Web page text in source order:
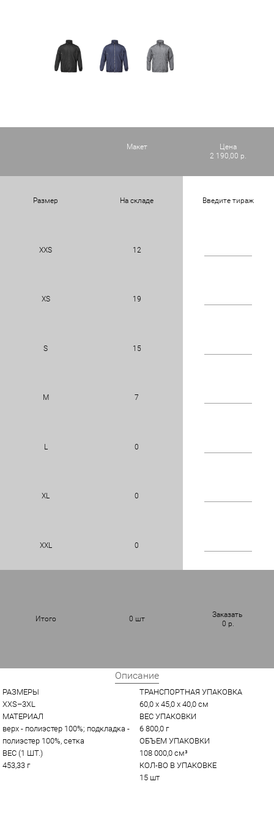
Макет
Цена
2 190,00 р.
Размер На складе Введите тираж
XXS 12
XS 19
S 15
M 7
L 0
XL 0
XXL 0
Итого 0 шт
Заказать
0 р.
Описание
РАЗМЕРЫ
XXS–3XL
МАТЕРИАЛ
верх - полиэстер 100%; подкладка -
полиэстер 100%, сетка
ВЕС (1 ШТ.)
453,33 г
ТРАНСПОРТНАЯ УПАКОВКА
60,0 x 45,0 x 40,0 см
ВЕС УПАКОВКИ
6 800,0 г
ОБЪЕМ УПАКОВКИ
108 000,0 см³
КОЛ-ВО В УПАКОВКЕ
15 шт